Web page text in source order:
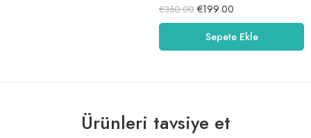
5 üzerinden
5.00oy aldı
€350.00 €199.00
Sepete Ekle
Ürünleri tavsiye et